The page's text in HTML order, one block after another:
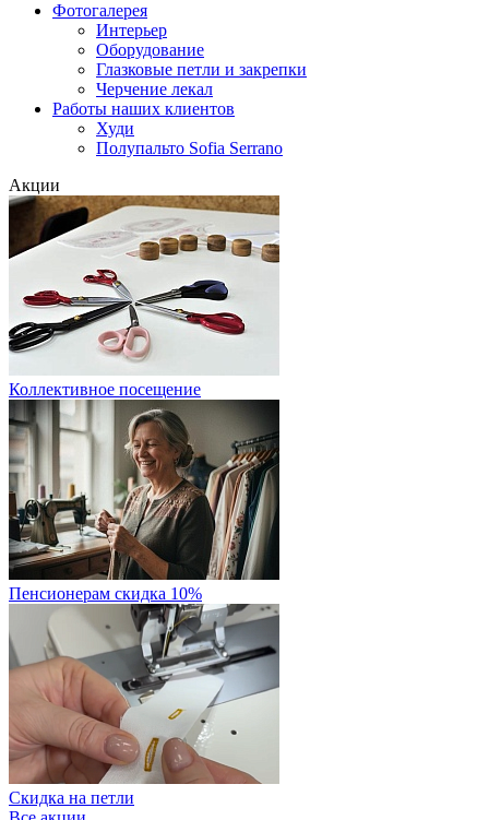
Фотогалерея
Интерьер
Оборудование
Глазковые петли и закрепки
Черчение лекал
Работы наших клиентов
Худи
Полупальто Sofia Serrano
Акции
Коллективное посещение
Пенсионерам скидка 10%
Скидка на петли